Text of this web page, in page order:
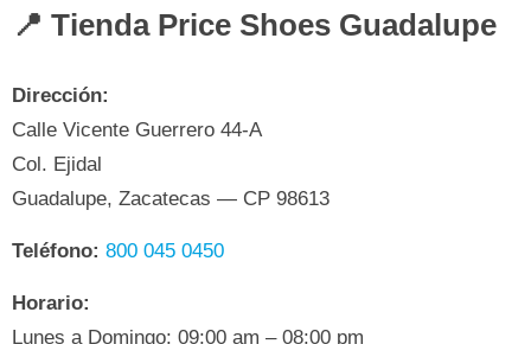
📍 Tienda Price Shoes Guadalupe
Dirección:
Calle Vicente Guerrero 44-A
Col. Ejidal
Guadalupe, Zacatecas — CP 98613
Teléfono: 800 045 0450
Horario:
Lunes a Domingo: 09:00 am – 08:00 pm